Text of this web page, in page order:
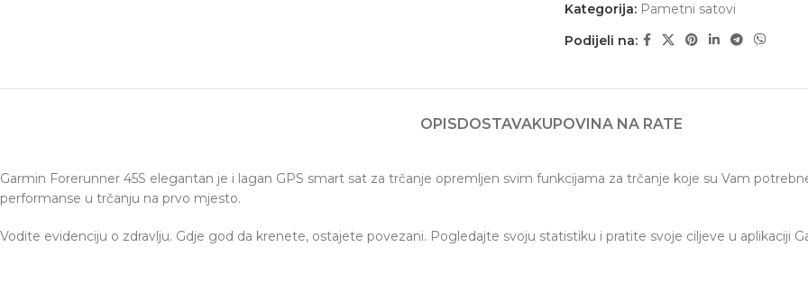
Kategorija: Pametni satovi
Podijeli na:
OPISDOSTAVAKUPOVINA NA RATE
Garmin Forerunner 45S elegantan je i lagan GPS smart sat za trčanje opremljen svim funkcijama za trčanje koje su Vam
performanse u trčanju na prvo mjesto.
Vodite evidenciju o zdravlju. Gdje god da krenete, ostajete povezani. Pogledajte svoju statistiku i pratite svoje ciljeve u aplikaciji